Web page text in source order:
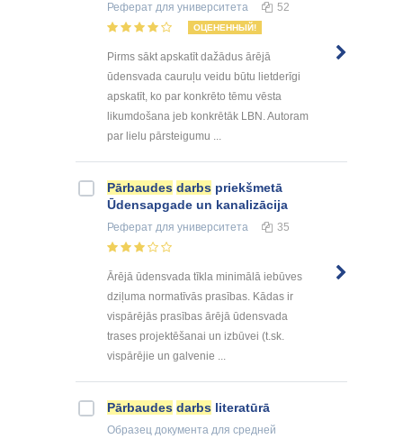
Реферат для университета 52
ОЦЕНЕННЫЙ!
Pirms sākt apskatīt dažādus ārējā
ūdensvada cauruļu veidu būtu lietderīgi
apskatīt, ko par konkrēto tēmu vēsta
likumdošana jeb konkrētāk LBN. Autoram
par lielu pārsteigumu ...
Pārbaudes darbs priekšmetā
Ūdensapgade un kanalizācija
Реферат для университета 35
Ārējā ūdensvada tīkla minimālā iebūves
dziļuma normatīvās prasības. Kādas ir
vispārējās prasības ārējā ūdensvada
trases projektēšanai un izbūvei (t.sk.
vispārējie un galvenie ...
Pārbaudes darbs literatūrā
Образец документа для средней